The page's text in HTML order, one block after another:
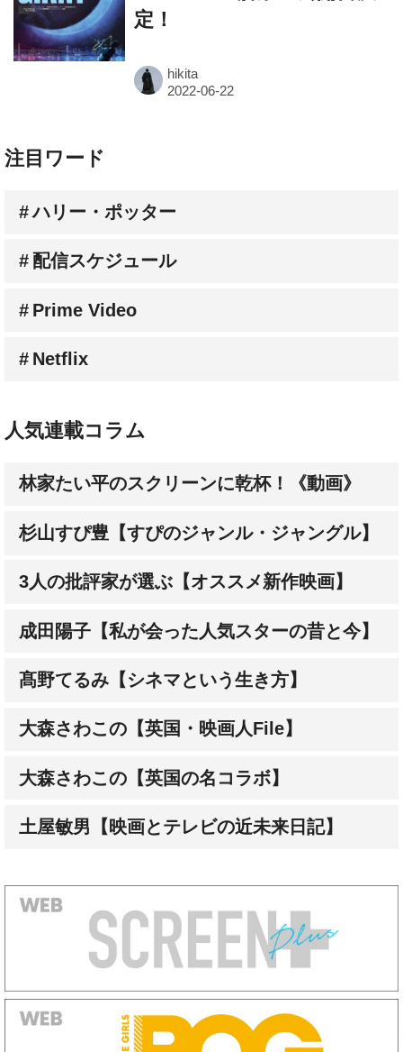
定！
hikita
注目ワード
ハリー・ポッター
配信スケジュール
Prime Video
Netflix
人気連載コラム
林家たい平のスクリーンに乾杯！《動画》
杉山すぴ豊【すぴのジャンル・ジャングル】
3人の批評家が選ぶ【オススメ新作映画】
成田陽子【私が会った人気スターの昔と今】
髙野てるみ【シネマという生き方】
大森さわこの【英国・映画人File】
大森さわこの【英国の名コラボ】
土屋敏男【映画とテレビの近未来日記】